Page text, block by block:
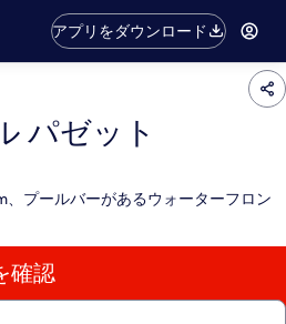
アプリをダウンロード
パゼット
、プールバーがあるウォーターフロン
確認